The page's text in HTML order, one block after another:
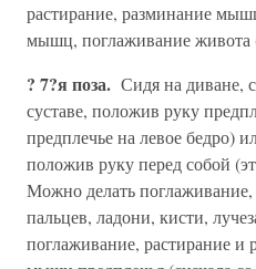
растирание, разминание
мышц, поглаживание живота
? 7?я поза. Сидя на диване,
суставе, положив руку
предплечье на левое бедро)
положив руку перед собой
Можно делать
пальцев, ладони, кисти,
поглаживание, растирание